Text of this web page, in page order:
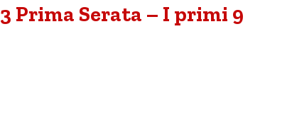
Prima Serata – I primi 9